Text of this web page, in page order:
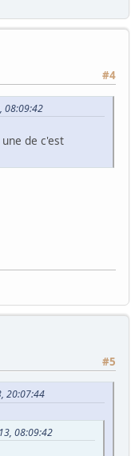
#4
08:09:42
de c'est
#5
20:07:44
08:09:42